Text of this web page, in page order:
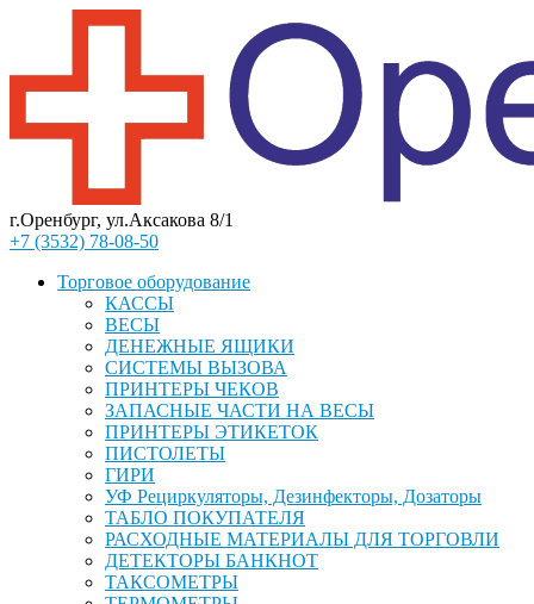
г.Оренбург, ул.Аксакова 8/1
+7 (3532) 78-08-50
Торговое оборудование
КАССЫ
ВЕСЫ
ДЕНЕЖНЫЕ ЯЩИКИ
СИСТЕМЫ ВЫЗОВА
ПРИНТЕРЫ ЧЕКОВ
ЗАПАСНЫЕ ЧАСТИ НА ВЕСЫ
ПРИНТЕРЫ ЭТИКЕТОК
ПИСТОЛЕТЫ
ГИРИ
УФ Рециркуляторы, Дезинфекторы, Дозаторы
ТАБЛО ПОКУПАТЕЛЯ
РАСХОДНЫЕ МАТЕРИАЛЫ ДЛЯ ТОРГОВЛИ
ДЕТЕКТОРЫ БАНКНОТ
ТАКСОМЕТРЫ